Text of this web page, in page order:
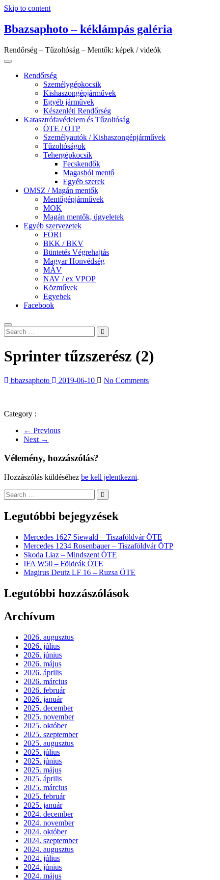
Skip to content
Bbazsaphoto – kéklámpás galéria
Rendőrség – Tűzoltóság – Mentők: képek / videók
Rendőrség
Személygépkocsik
Kishaszongépjárművek
Egyéb járművek
Készenléti Rendőrség
Katasztrófavédelem és Tűzoltóság
ÖTE / ÖTP
Személyautók / Kishaszongépjárművek
Tűzoltóságok
Tehergépkocsik
Fecskendők
Magasból mentő
Egyéb szerek
OMSZ / Magán mentők
Mentőgépjárművek
MOK
Magán mentők, ügyeletek
Egyéb szervezetek
FÖRI
BKK / BKV
Büntetés Végrehajtás
Magyar Honvédség
MÁV
NAV / ex VPOP
Közművek
Egyebek
Facebook
Sprinter tűzszerész (2)
bbazsaphoto 2019-06-10 No Comments
Category :
← Previous
Next →
Vélemény, hozzászólás?
Hozzászólás küldéséhez be kell jelentkezni.
Legutóbbi bejegyzések
Mercedes 1627 Siewald – Tiszaföldvár ÖTE
Mercedes 1234 Rosenbauer – Tiszaföldvár ÖTP
Skoda Liaz – Mindszent ÖTE
IFA W50 – Földeák ÖTE
Magirus Deutz LF 16 – Ruzsa ÖTE
Legutóbbi hozzászólások
Archívum
2026. augusztus
2026. július
2026. június
2026. május
2026. április
2026. március
2026. február
2026. január
2025. december
2025. november
2025. október
2025. szeptember
2025. augusztus
2025. július
2025. június
2025. május
2025. április
2025. március
2025. február
2025. január
2024. december
2024. november
2024. október
2024. szeptember
2024. augusztus
2024. július
2024. június
2024. május